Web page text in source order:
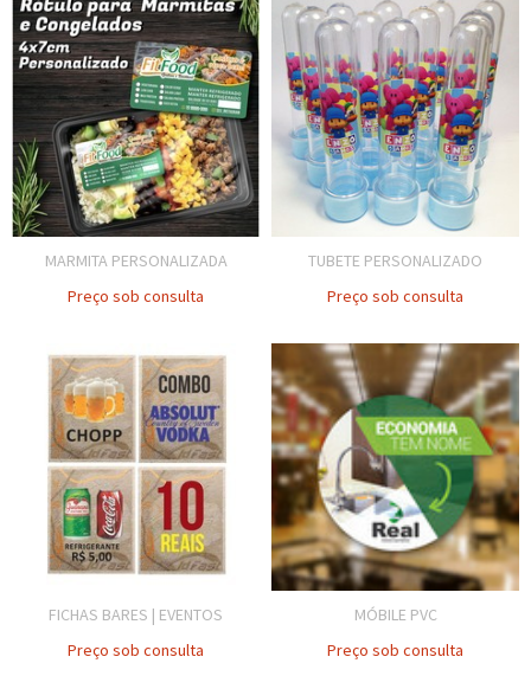
MARMITA PERSONALIZADA
Preço sob consulta
TUBETE PERSONALIZADO
Preço sob consulta
FICHAS BARES | EVENTOS
Preço sob consulta
MÓBILE PVC
Preço sob consulta